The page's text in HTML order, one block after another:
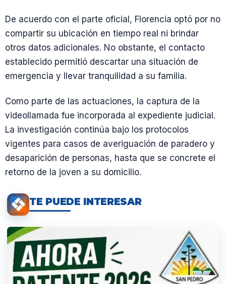
De acuerdo con el parte oficial, Florencia optó por no
compartir su ubicación en tiempo real ni brindar
otros datos adicionales. No obstante, el contacto
establecido permitió descartar una situación de
emergencia y llevar tranquilidad a su familia.
Como parte de las actuaciones, la captura de la
videollamada fue incorporada al expediente judicial.
La investigación continúa bajo los protocolos
vigentes para casos de averiguación de paradero y
desaparición de personas, hasta que se concrete el
retorno de la joven a su domicilio.
TE PUEDE INTERESAR